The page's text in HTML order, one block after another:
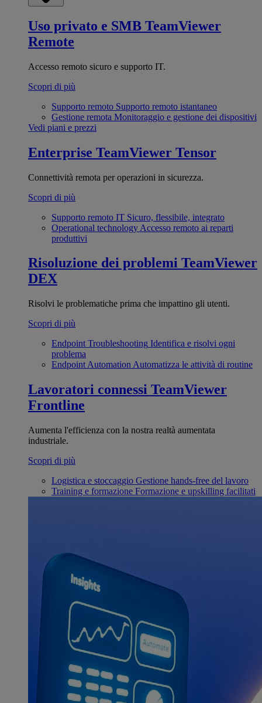
Uso privato e SMB TeamViewer
Remote
Accesso remoto sicuro e supporto IT.
Scopri di più
Supporto remoto Supporto remoto istantaneo
Gestione remota Monitoraggio e gestione dei dispositivi
Vedi piani e prezzi
Enterprise TeamViewer Tensor
Connettività remota per operazioni in sicurezza.
Scopri di più
Supporto remoto IT Sicuro, flessibile, integrato
Operational technology Accesso remoto ai reparti
produttivi
Risoluzione dei problemi TeamViewer
DEX
Risolvi le problematiche prima che impattino gli utenti.
Scopri di più
Endpoint Troubleshooting Identifica e risolvi ogni
problema
Endpoint Automation Automatizza le attività di routine
Lavoratori connessi TeamViewer
Frontline
Aumenta l'efficienza con la nostra realtà aumentata
industriale.
Scopri di più
Logistica e stoccaggio Gestione hands-free del lavoro
Training e formazione Formazione e upskilling facilitati